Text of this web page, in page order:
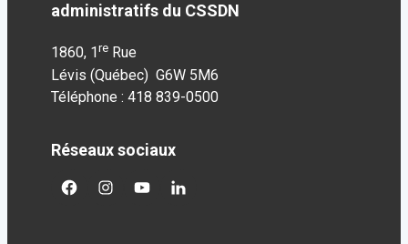
administratifs du CSSDN
1860, 1 re Rue
Lévis (Québec) G6W 5M6
Téléphone : 418 839-0500
Réseaux sociaux
facebookgoogleplus
googleplusgoogleplus